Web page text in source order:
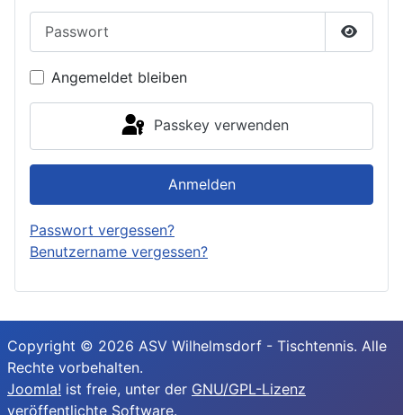
Angemeldet bleiben
Passkey verwenden
Anmelden
Passwort vergessen?
Benutzername vergessen?
Copyright © 2026 ASV Wilhelmsdorf - Tischtennis. Alle
Rechte vorbehalten.
Joomla! ist freie, unter der GNU/GPL-Lizenz
veröffentlichte Software.